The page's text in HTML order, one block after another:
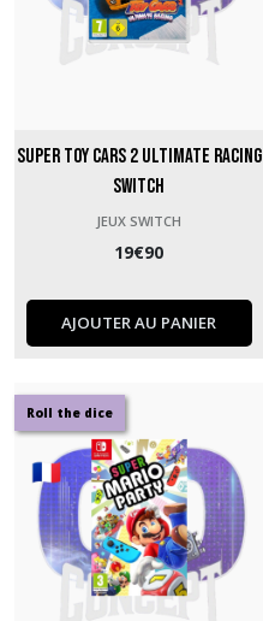
Super Toy Cars 2 Ultimate Racing
Switch
JEUX SWITCH
19€90
AJOUTER AU PANIER
Roll the dice